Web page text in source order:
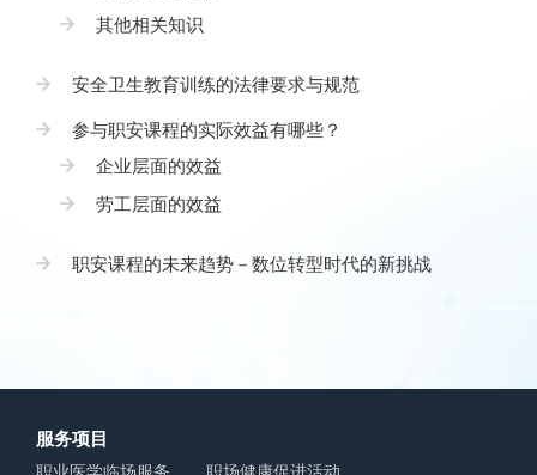
其他相关知识
安全卫生教育训练的法律要求与规范
参与职安课程的实际效益有哪些？
企业层面的效益
劳工层面的效益
职安课程的未来趋势－数位转型时代的新挑战
服务项目